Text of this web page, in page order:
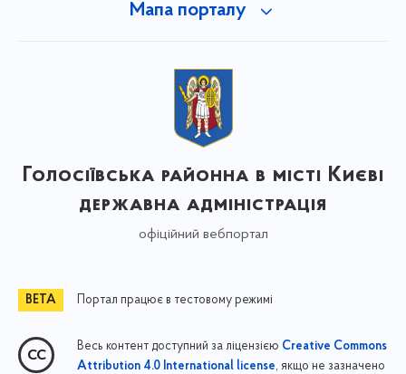
Мапа порталу
Голосіївська районна в місті Києві
державна адміністрація
офіційний вебпортал
Портал працює в тестовому режимі
Весь контент доступний за ліцензією Creative Commons
Attribution 4.0 International license, якщо не зазначено